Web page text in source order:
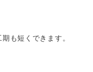
も短くできます。